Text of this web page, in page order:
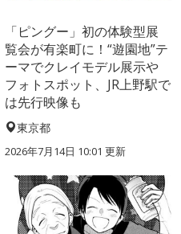
「ピングー」初の体験型展
覧会が有楽町に！“遊園地”テ
ーマでクレイモデル展示や
フォトスポット、JR上野駅で
は先行映像も
東京都
2026年7月14日 10:01 更新